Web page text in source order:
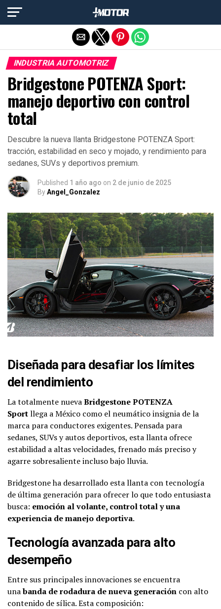
INDUSTRIA AUTOMOTRIZ
Bridgestone POTENZA Sport:
manejo deportivo con control
total
Descubre la nueva llanta Bridgestone POTENZA Sport:
tracción, estabilidad en seco y mojado, y rendimiento para
sedanes, SUVs y deportivos premium.
Published 1 año ago on 2 de junio de 2025
ByAngel_Gonzalez
Diseñada para desafiar los límites
del rendimiento
La totalmente nuevaBridgestone POTENZA
Sportllega a México como el neumático insignia de la
marca para conductores exigentes. Pensada para
sedanes, SUVs y autos deportivos, esta llanta ofrece
estabilidad a altas velocidades, frenado más preciso y
agarre sobresaliente incluso bajo lluvia.
Bridgestone ha desarrollado esta llanta con tecnología
de última generación para ofrecer lo que todo entusiasta
busca: emoción al volante, control total y una
experiencia de manejo deportiva.
Tecnología avanzada para alto
desempeño
Entre sus principales innovaciones se encuentra
unabanda de rodadura de nueva generación con alto
contenido de sílica. Esta composición:
Salir de la versión móvil